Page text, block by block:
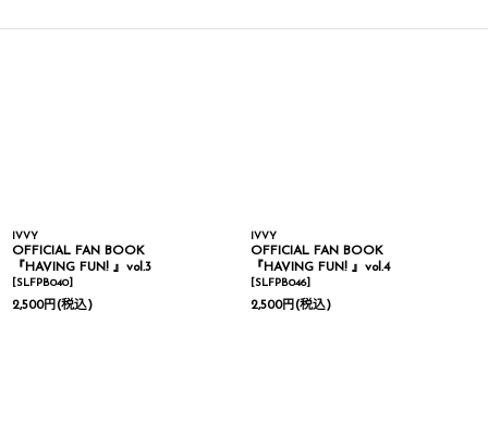
IVVY
OFFICIAL FAN BOOK
『HAVING FUN! 』vol.3
[SLFPB040]
2,500円(税込)
IVVY
OFFICIAL FAN BOOK
『HAVING FUN! 』vol.4
[SLFPB046]
2,500円(税込)